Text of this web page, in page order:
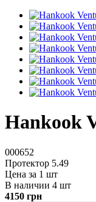
Hankook
000652
Протектор 5.49
Цена за 1 шт
В наличии 4 шт
4150 грн